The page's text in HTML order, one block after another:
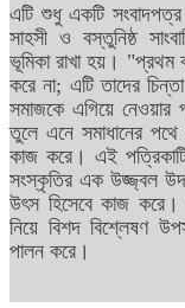
এটি শুধু একটি
সাহসী ও বস্তুনিষ্ঠ
ভূমিকা রাখা হয়। "প্রথম
করে না; এটি তাদের
সমাজকে এগিয়ে নেওয়ার
তুলে এনে সমাধানের
কাজ করে। এই পত্রিকাটি
সংস্কৃতির এক উজ্জ্বল
উৎস হিসেবে কাজ করে।
নিয়ে বিশদ বিশ্লেষণ
পালন করে।